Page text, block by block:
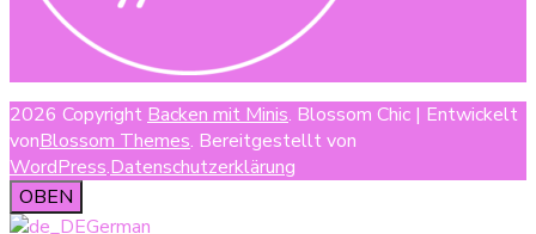
2026 Copyright Backen mit Minis. Blossom Chic | Entwickelt
vonBlossom Themes. Bereitgestellt von
WordPress.Datenschutzerklärung
OBEN
German